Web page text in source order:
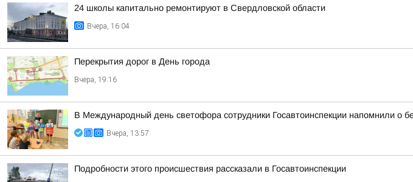
24 школы капитально ремонтируют в Свердловской области
Вчера, 16:04
Перекрытия дорог в День города
Вчера, 19:16
В Международный день светофора сотрудники Госавтоинспекции напомнили о
Вчера, 13:57
Подробности этого происшествия рассказали в Госавтоинспекции